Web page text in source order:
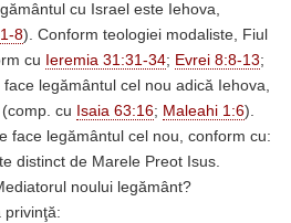
cu Israel este Iehova,
8). Conform teologiei modaliste, Fiul
cu Ieremia 31:31-34; Evrei 8:8-13;
legământul cel nou adică Iehova,
cu Isaia 63:16; Maleahi 1:6).
face legământul cel nou, conform cu:
distinct de Marele Preot Isus.
noului legământ?
privinţă: